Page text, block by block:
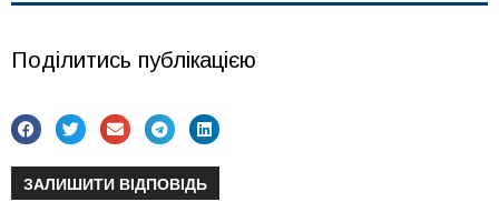
Поділитись публікацією
ЗАЛИШИТИ ВІДПОВІДЬ